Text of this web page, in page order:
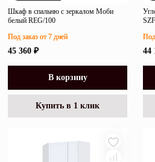
Шкаф в спальню с зеркалом Моби
белый REG/100
45 360 ₽
Под заказ от 7 дней
В корзину
Купить в 1 клик
44
Под